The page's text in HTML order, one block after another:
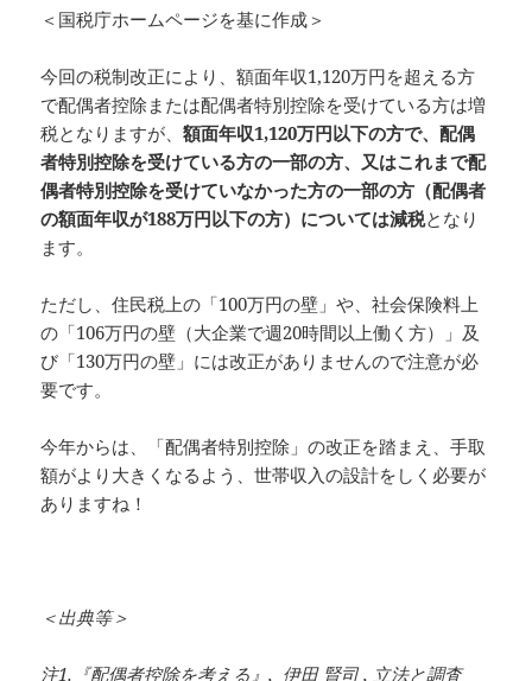
＜国税庁ホームページを基に作成＞
今回の税制改正により、額面年収1,120万円を超える方
で配偶者控除または配偶者特別控除を受けている方は増
税となりますが、額面年収1,120万円以下の方で、配偶
者特別控除を受けている方の一部の方、又はこれまで配
偶者特別控除を受けていなかった方の一部の方（配偶者
の額面年収が188万円以下の方）については減税となり
ます。
ただし、住民税上の「100万円の壁」や、社会保険料上
の「106万円の壁（大企業で週20時間以上働く方）」及
び「130万円の壁」には改正がありませんので注意が必
要です。
今年からは、「配偶者特別控除」の改正を踏まえ、手取
額がより大きくなるよう、世帯収入の設計をしく必要が
ありますね！
＜出典等＞
注1.『配偶者控除を考える』, 伊田 賢司 , 立法と調査